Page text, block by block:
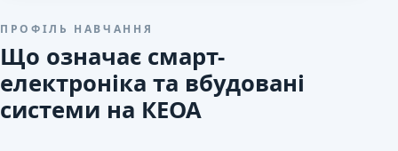
ПРОФІЛЬ НАВЧАННЯ
Що означає смарт-
електроніка та вбудовані
системи на КЕОА